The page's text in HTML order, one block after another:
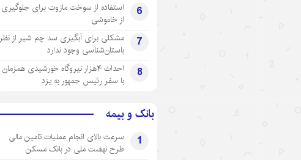
6
استفاده از سوخت مازوت برای جلوگیری
از خاموشی
7
مشکلی برای آبگیری سد چم شیر از نظر
باستان‌شناسی وجود ندارد
8
احداث ۴هزار نیروگاه خورشیدی همزمان
با سفر رئیس جمهور به یزد
بانک و بیمه
1
سرعت بالای انجام عملیات تامین مالی
طرح نهضت ملی در بانک مسکن